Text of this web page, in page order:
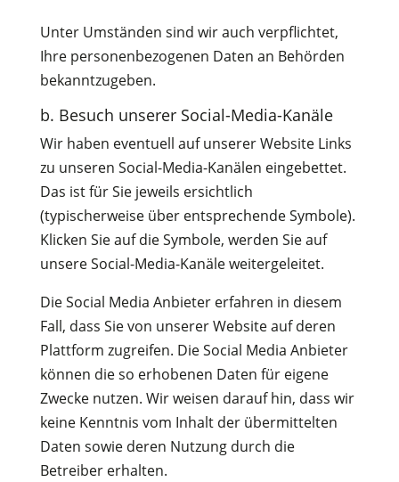
Unter Umständen sind wir auch verpflichtet,
Ihre personenbezogenen Daten an Behörden
bekanntzugeben.
b. Besuch unserer Social-Media-Kanäle
Wir haben eventuell auf unserer Website Links
zu unseren Social-Media-Kanälen eingebettet.
Das ist für Sie jeweils ersichtlich
(typischerweise über entsprechende Symbole).
Klicken Sie auf die Symbole, werden Sie auf
unsere Social-Media-Kanäle weitergeleitet.
Die Social Media Anbieter erfahren in diesem
Fall, dass Sie von unserer Website auf deren
Plattform zugreifen. Die Social Media Anbieter
können die so erhobenen Daten für eigene
Zwecke nutzen. Wir weisen darauf hin, dass wir
keine Kenntnis vom Inhalt der übermittelten
Daten sowie deren Nutzung durch die
Betreiber erhalten.